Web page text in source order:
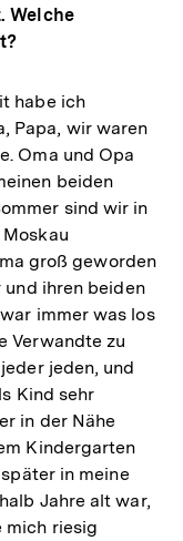
Welche
habe ich
Papa, wir waren
Oma und Opa
beiden
sind wir in
groß geworden
ihren beiden
immer was los
Verwandte zu
jeden, und
Kind sehr
in der Nähe
Kindergarten
in meine
Jahre alt war,
mich riesig